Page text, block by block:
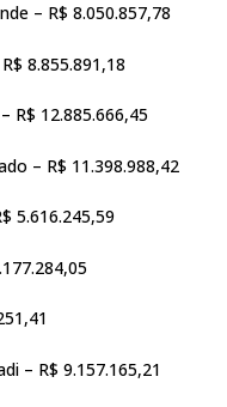
– R$ 8.050.857,78
8.855.891,18
R$ 12.885.666,45
– R$ 11.398.988,42
5.616.245,59
– R$ 9.157.165,21